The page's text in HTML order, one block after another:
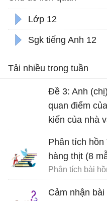
Lớp 12
Sgk tiếng Anh 12
Tải nhiều trong tuần
Đề 3: Anh
quan điểm
kiến của nhà
nâng cao tinh
gợi cho ta
cao quý và
Phân tích
hàng thịt (8
Cảm nhận